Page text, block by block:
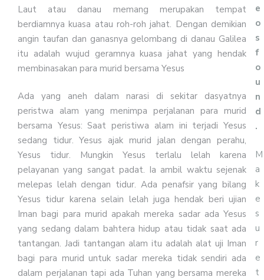
Laut atau danau memang merupakan tempat
berdiamnya kuasa atau roh-roh jahat. Dengan demikian
angin taufan dan ganasnya gelombang di danau Galilea
itu adalah wujud geramnya kuasa jahat yang hendak
membinasakan para murid bersama Yesus
Ada yang aneh dalam narasi di sekitar dasyatnya
peristwa alam yang menimpa perjalanan para murid
bersama Yesus: Saat peristiwa alam ini terjadi Yesus
sedang tidur. Yesus ajak murid jalan dengan perahu,
Yesus tidur. Mungkin Yesus terlalu lelah karena
pelayanan yang sangat padat. Ia ambil waktu sejenak
melepas lelah dengan tidur. Ada penafsir yang bilang
Yesus tidur karena selain lelah juga hendak beri ujian
Iman bagi para murid apakah mereka sadar ada Yesus
yang sedang dalam bahtera hidup atau tidak saat ada
tantangan. Jadi tantangan alam itu adalah alat uji Iman
bagi para murid untuk sadar mereka tidak sendiri ada
dalam perjalanan tapi ada Tuhan yang bersama mereka
e
o
s
f
o
u
n
d
.
M
a
k
e
s
u
r
e
t